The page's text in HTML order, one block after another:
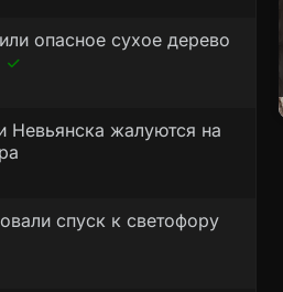
опасное сухое дерево
Невьянска жалуются на
спуск к светофору